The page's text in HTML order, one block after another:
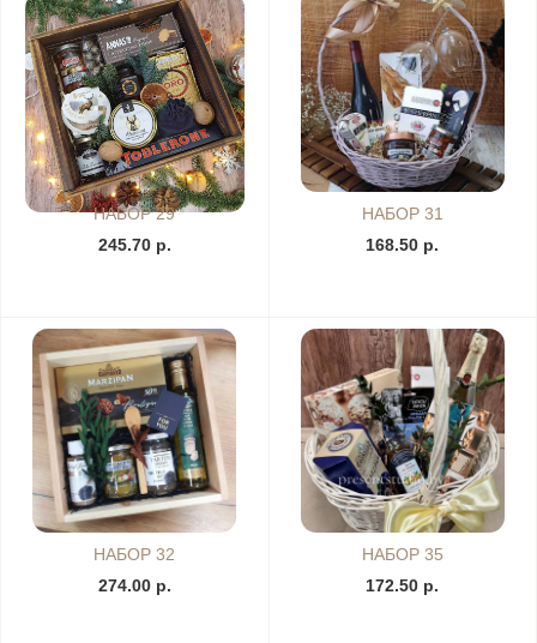
НАБОР 29
245.70 р.
НАБОР 31
168.50 р.
НАБОР 32
274.00 р.
НАБОР 35
172.50 р.